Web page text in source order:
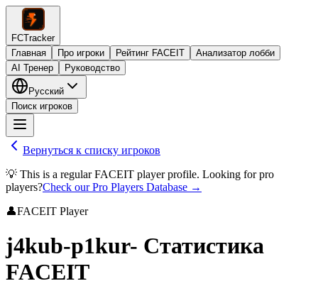
FCTracker
Главная
Про игроки Рейтинг FACEIT
Анализатор лобби
AI Тренер
Руководство
Русский
Поиск игроков
Вернуться к списку игроков
💡 This is a regular FACEIT player profile. Looking for pro
players?Check our Pro Players Database →
👤FACEIT Player
j4kub-p1kur- Статистика
FACEIT